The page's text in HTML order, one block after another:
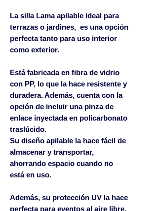
La silla Lama apilable ideal para
terrazas o jardines, es una opción
perfecta tanto para uso interior
como exterior.
Está fabricada en fibra de vidrio
con PP, lo que la hace resistente y
duradera. Además, cuenta con la
opción de incluir una pinza de
enlace inyectada en policarbonato
traslúcido.
Su diseño apilable la hace fácil de
almacenar y transportar,
ahorrando espacio cuando no
está en uso.
Además, su protección UV la hace
perfecta para eventos al aire libre,